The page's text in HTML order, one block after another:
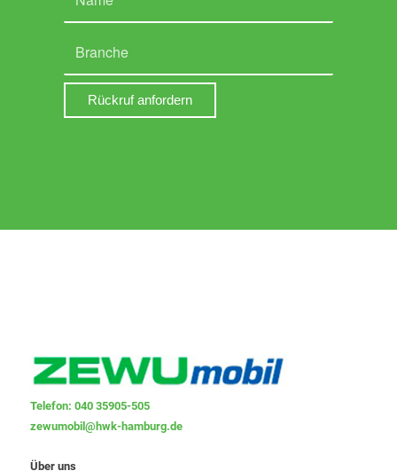
Telefon: 040 35905-505
zewumobil@hwk-hamburg.de
Über uns